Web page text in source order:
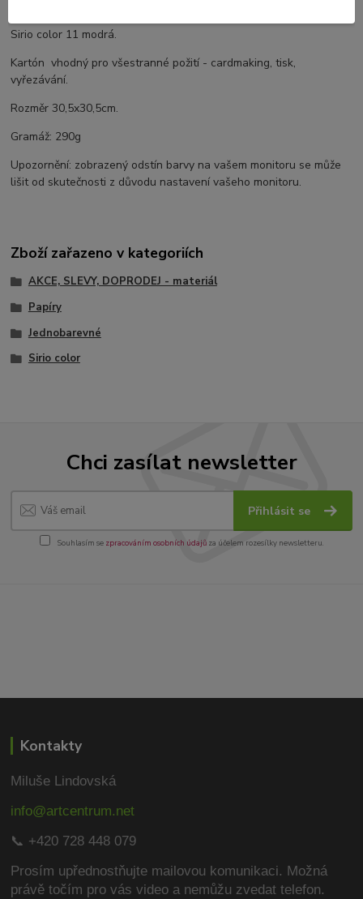
Sirio color 11 modrá.
Kartón vhodný pro všestranné požití - cardmaking, tisk,
vyřezávání.
Rozměr 30,5x30,5cm.
Gramáž: 290g
Upozornění: zobrazený odstín barvy na vašem monitoru se může
lišit od skutečnosti z důvodu nastavení vašeho monitoru.
Zboží zařazeno v kategoriích
AKCE, SLEVY, DOPRODEJ - materiál
Papíry
Jednobarevné
Sirio color
Chci zasílat newsletter
Přihlásit se
Souhlasím se zpracováním osobních údajůza účelem rozesílky newsletteru.
Kontakty
Miluše Lindovská
info@artcentrum.net
📞 +420 728 448 079
Prosím upřednostňujte mailovou komunikaci. Možná
právě točím pro vás video a nemůžu zvedat telefon.